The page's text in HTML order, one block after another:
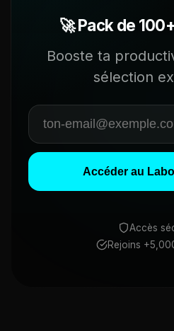
🚀 Pack de
Booste ta
sélection
Accéder au
Accès
Rejoins